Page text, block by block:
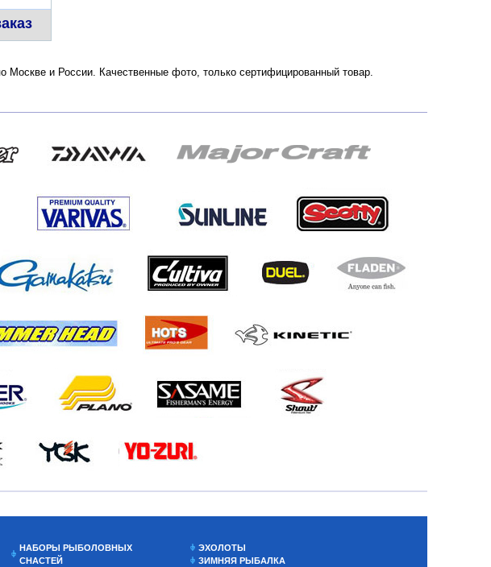
Москве и России. Качественные фото, только сертифицированный товар.
НАБОРЫ РЫБОЛОВНЫХ
СНАСТЕЙ
ЭХОЛОТЫ
ЗИМНЯЯ РЫБАЛКА